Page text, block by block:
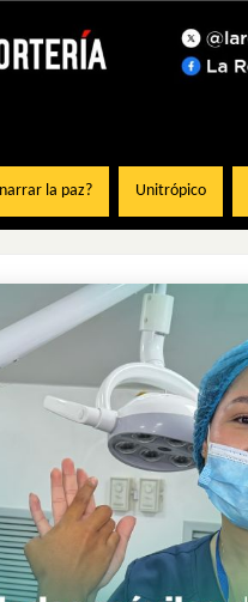
la paz? Unitrópico